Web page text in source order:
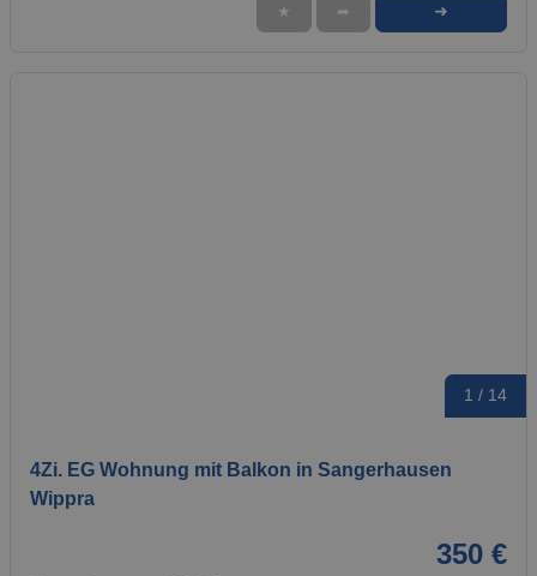
★ ➦ ➜
1 / 14
4Zi. EG Wohnung mit Balkon in Sangerhausen
Wippra
350 €